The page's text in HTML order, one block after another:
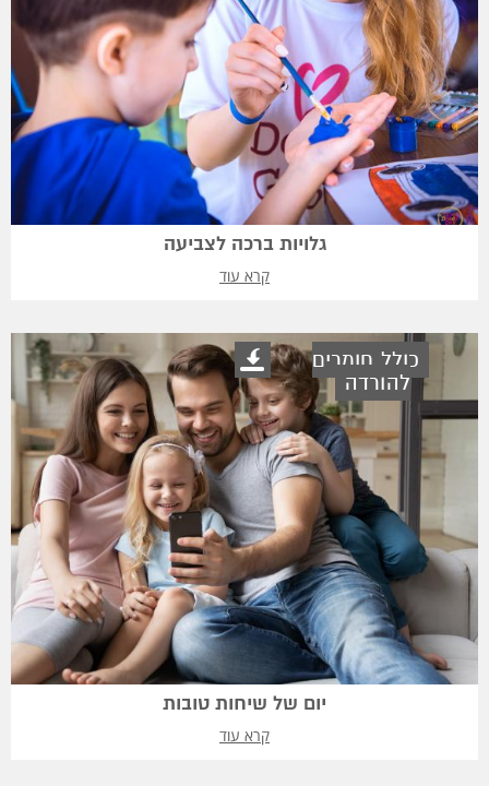
גלויות ברכה לצביעה
קרא עוד
כולל חומרים
להורדה
יום של שיחות טובות
קרא עוד